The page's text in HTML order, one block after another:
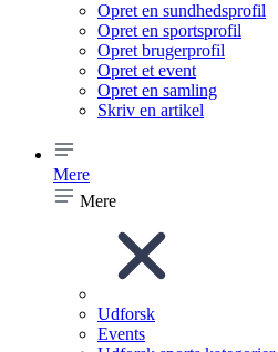
Opret en sundhedsprofil
Opret en sportsprofil
Opret brugerprofil
Opret et event
Opret en samling
Skriv en artikel
Mere
Mere
Udforsk
Events